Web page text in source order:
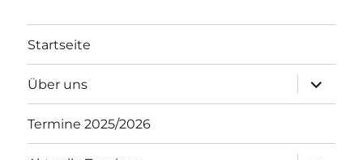
Startseite
Über uns
öffnen
Termine 2025/2026